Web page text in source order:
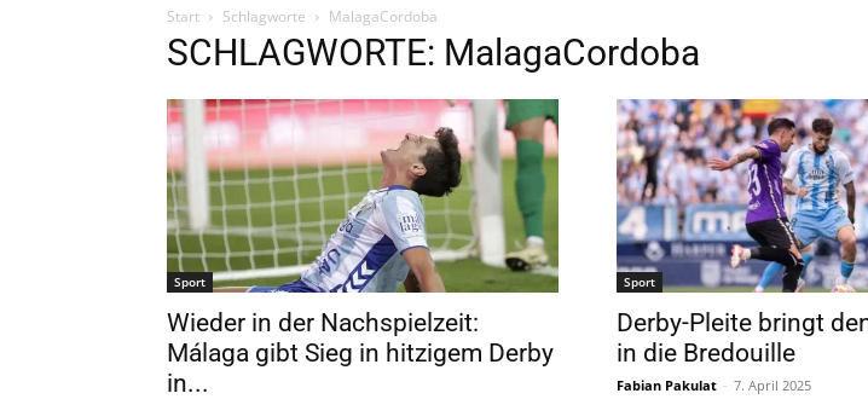
Start Schlagworte MalagaCordoba
SCHLAGWORTE: MalagaCordoba
Sport
Wieder in der Nachspielzeit:
Málaga gibt Sieg in hitzigem Derby
in...
Sport
Derby-Pleite bringt
in die Bredouille
Fabian Pakulat - 7. April 2025